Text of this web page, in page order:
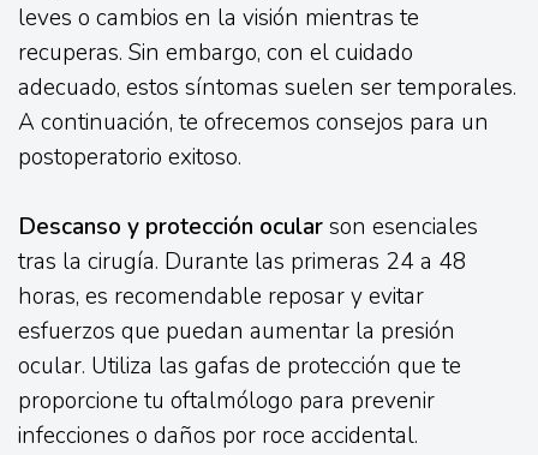
leves o cambios en la visión mientras te
recuperas. Sin embargo, con el cuidado
adecuado, estos síntomas suelen ser temporales.
A continuación, te ofrecemos consejos para un
postoperatorio exitoso.
Descanso y protección ocularson esenciales
tras la cirugía. Durante las primeras 24 a 48
horas, es recomendable reposar y evitar
esfuerzos que puedan aumentar la presión
ocular. Utiliza las gafas de protección que te
proporcione tu oftalmólogo para prevenir
infecciones o daños por roce accidental.